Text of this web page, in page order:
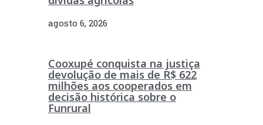
agosto 6, 2026
Cooxupé conquista na justiça
devolução de mais de R$ 622
milhões aos cooperados em
decisão histórica sobre o
Funrural